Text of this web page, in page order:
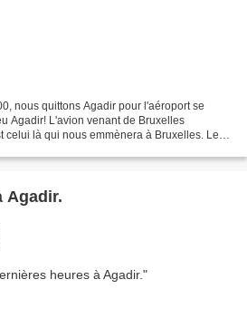
nous quittons Agadir pour l'aéroport se
Agadir! L'avion venant de Bruxelles
là qui nous emmènera à Bruxelles. Les
Agadir.